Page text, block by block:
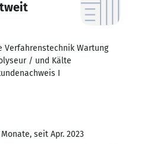
Verfahrenstechnik Wartung
/ und Kälte
I
seit Apr. 2023